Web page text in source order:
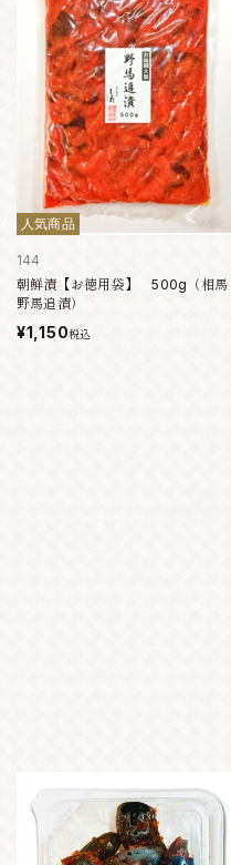
人気商品
144
朝鮮漬【お徳用袋】 500g（相馬
野馬追漬）
¥1,150税込